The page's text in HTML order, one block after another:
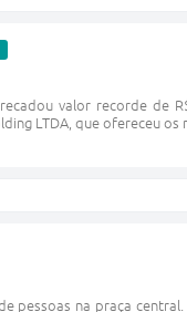
valor recorde de
LTDA, que ofereceu os
pessoas na praça